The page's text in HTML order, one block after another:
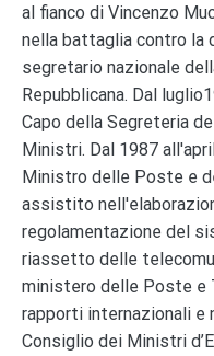
al fianco di Vincenzo
nella battaglia contro la
segretario nazionale
Repubblicana. Dal
Capo della Segreteria
Ministri. Dal 1987
Ministro delle Poste e
assistito
regolamentazione del
riassetto delle
ministero delle Poste e
rapporti internazionali e
Consiglio dei Ministri